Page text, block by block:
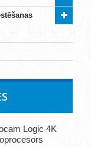
Logic 4K